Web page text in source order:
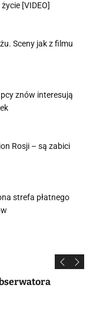
[VIDEO]
Sceny jak z filmu
znów interesują
Rosji – są zabici
strefa płatnego